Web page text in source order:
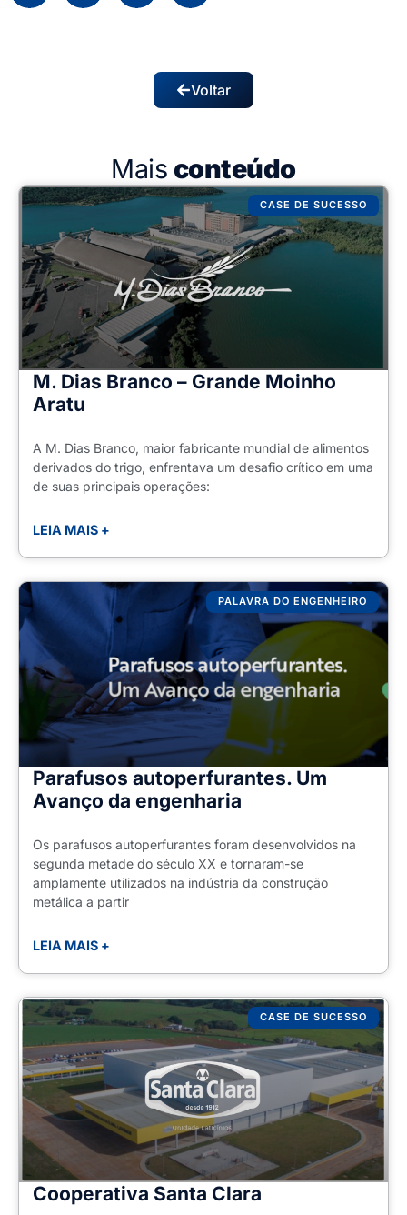
Voltar
Mais conteúdo
CASE DE SUCESSO
M. Dias Branco – Grande Moinho
Aratu
A M. Dias Branco, maior fabricante mundial de alimentos
derivados do trigo, enfrentava um desafio crítico em uma
de suas principais operações:
LEIA MAIS +
PALAVRA DO ENGENHEIRO
Parafusos autoperfurantes. Um
Avanço da engenharia
Os parafusos autoperfurantes foram desenvolvidos na
segunda metade do século XX e tornaram-se
amplamente utilizados na indústria da construção
metálica a partir
LEIA MAIS +
CASE DE SUCESSO
Cooperativa Santa Clara